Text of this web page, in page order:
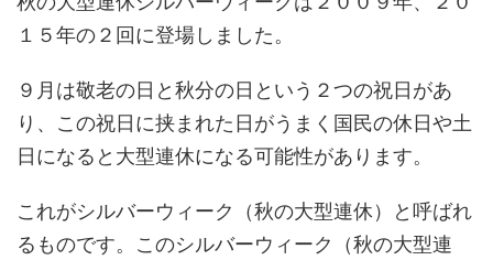
１５年の２回に登場しました。
９月は敬老の日と秋分の日という２つの祝日があ
り、この祝日に挟まれた日がうまく国民の休日や土
日になると大型連休になる可能性があります。
これがシルバーウィーク（秋の大型連休）と呼ばれ
るものです。このシルバーウィーク（秋の大型連